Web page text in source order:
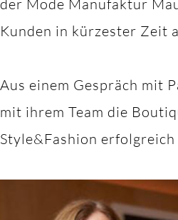
der Mode Manufaktur
Kunden in kürzester Zeit
Aus einem Gespräch mit
mit ihrem Team die
Style&Fashion